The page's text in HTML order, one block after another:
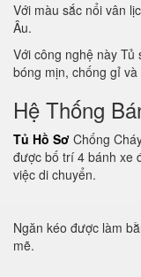
Với màu sắc nổi vân
Âu.
Với công nghệ này
bóng mịn, chống gỉ
Hệ Thống
Tủ Hồ Sơ Chống
được bố trí 4 bánh xe
việc di chuyển.
Ngăn kéo được làm
mẽ.